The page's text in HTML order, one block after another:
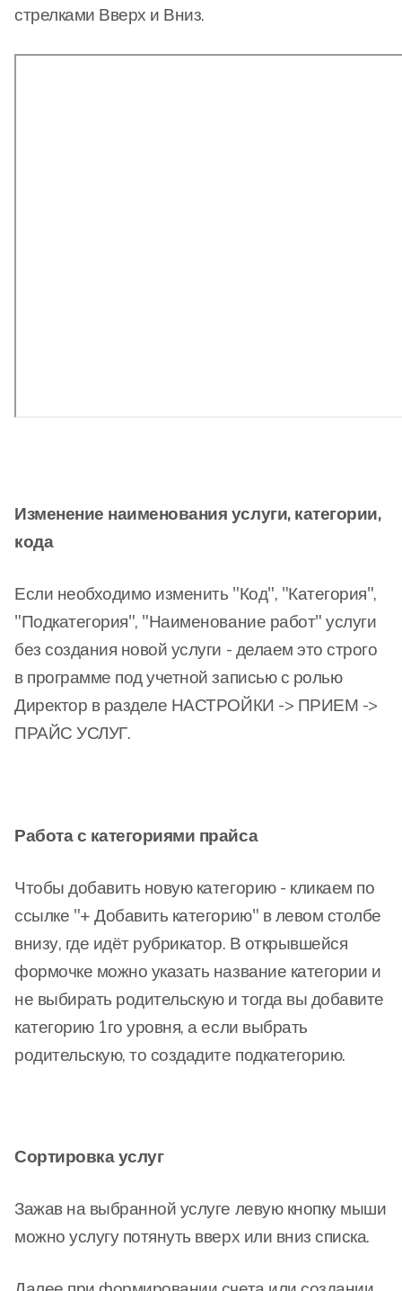
стрелками Вверх и Вниз.
Изменение наименования услуги, категории,
кода
Если необходимо изменить "Код", "Категория",
"Подкатегория", "Наименование работ" услуги
без создания новой услуги - делаем это строго
в программе под учетной записью с ролью
Директор в разделе НАСТРОЙКИ -> ПРИЕМ ->
ПРАЙС УСЛУГ.
Работа с категориями прайса
Чтобы добавить новую категорию - кликаем по
ссылке "+ Добавить категорию" в левом столбе
внизу, где идёт рубрикатор. В открывшейся
формочке можно указать название категории и
не выбирать родительскую и тогда вы добавите
категорию 1го уровня, а если выбрать
родительскую, то создадите подкатегорию.
Сортировка услуг
Зажав на выбранной услуге левую кнопку мыши
можно услугу потянуть вверх или вниз списка.